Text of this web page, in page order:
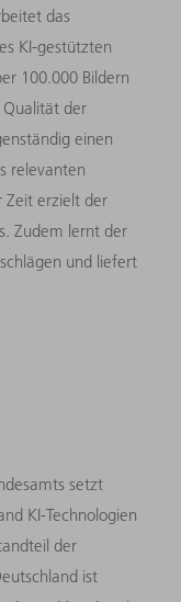
das
KI-gestützten
100.000 Bildern
der
einen
relevanten
Zeit erzielt der
Zudem lernt der
und liefert
setzt
KI-Technologien
der
ist